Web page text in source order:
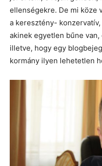
ellenségekre. De mi köze
a keresztény-
akinek egyetlen bűne van,
illetve, hogy egy
kormány ilyen lehetetlen